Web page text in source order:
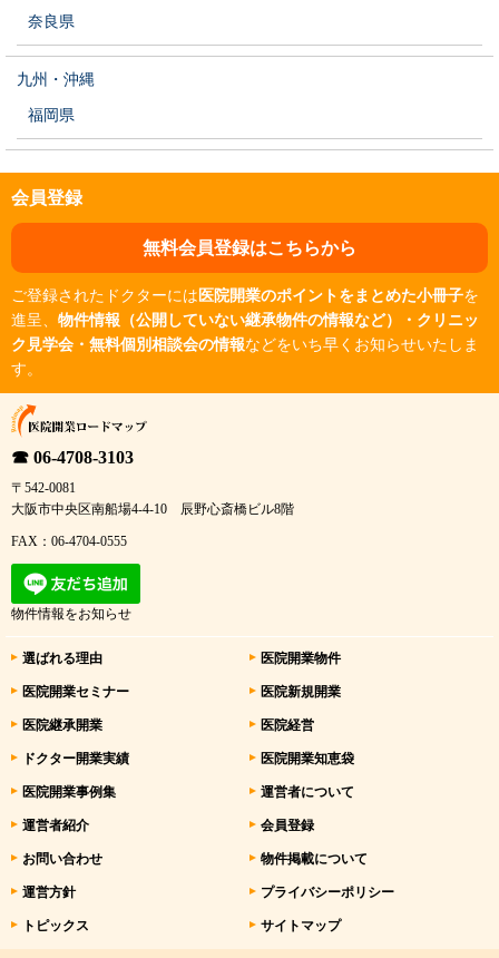
奈良県
九州・沖縄
福岡県
会員登録
無料会員登録はこちらから
ご登録されたドクターには 医院開業のポイントをまとめた小冊子を
進呈、 物件情報（公開していない継承物件の情報など）・クリニッ
ク見学会・無料個別相談会の情報などをいち早くお知らせいたしま
す。
☎ 06-4708-3103
〒542-0081
大阪市中央区南船場4-4-10 辰野心斎橋ビル8階
FAX：06-4704-0555
物件情報をお知らせ
選ばれる理由 医院開業物件
医院開業セミナー 医院新規開業
医院継承開業 医院経営
ドクター開業実績 医院開業知恵袋
医院開業事例集 運営者について
運営者紹介 会員登録
お問い合わせ 物件掲載について
運営方針 プライバシーポリシー
トピックス サイトマップ